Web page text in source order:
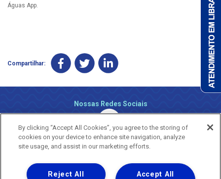
Águas App.
Compartilhar:
Nossas Redes Sociais
By clicking “Accept All Cookies”, you agree to the storing of
cookies on your device to enhance site navigation, analyze
site usage, and assist in our marketing efforts.
Accept All
Reject All